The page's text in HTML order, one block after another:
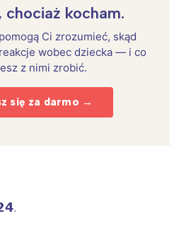
chociaż kocham.
Ci zrozumieć, skąd
wobec dziecka — i co
z nimi zrobić.
się za darmo →